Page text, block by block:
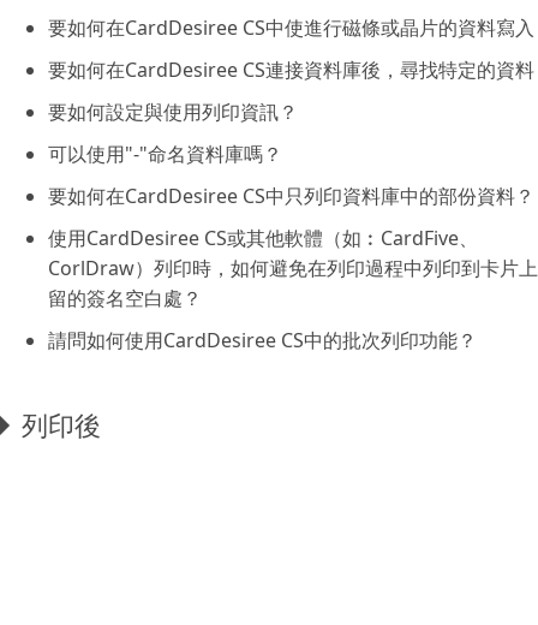
要如何在CardDesiree CS中使進行磁條或晶片的資料寫
要如何在CardDesiree CS連接資料庫後，尋找特定的資
要如何設定與使用列印資訊？
可以使用"-"命名資料庫嗎？
要如何在CardDesiree CS中只列印資料庫中的部份資料？
使用CardDesiree CS或其他軟體（如︰CardFive、
CorlDraw）列印時，如何避免在列印過程中列印到卡片
留的簽名空白處？
請問如何使用CardDesiree CS中的批次列印功能？
列印後